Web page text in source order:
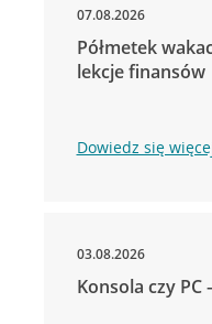
07.08.2026
Półmetek
lekcje finansów
Dowiedz się
03.08.2026
Konsola czy PC